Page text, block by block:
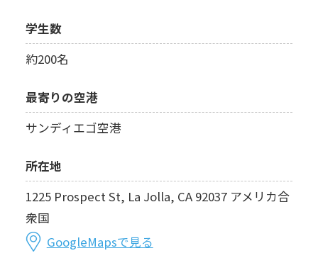
学生数
約200名
最寄りの空港
サンディエゴ空港
所在地
1225 Prospect St, La Jolla, CA 92037 アメリカ合
衆国
GoogleMapsで見る